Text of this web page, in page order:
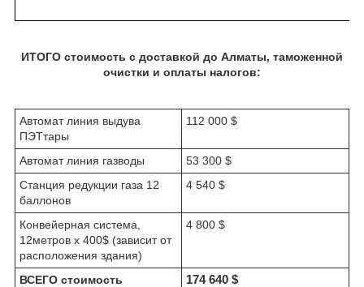
ИТОГО стоимость с доставкой до Алматы, таможенной
очистки и оплаты налогов:
Автомат линия выдува
ПЭТтары
112 000 $
Автомат линия газводы
53 300 $
Станция редукции газа 12
баллонов
4 540 $
Конвейерная система,
12метров х 400$ (зависит от
расположения здания)
4 800 $
ВСЕГО стоимость
174640 $